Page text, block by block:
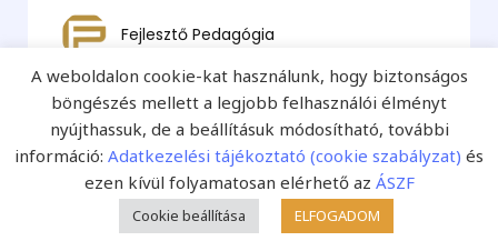
Fejlesztő Pedagógia
A weboldalon cookie-kat használunk, hogy biztonságos
böngészés mellett a legjobb felhasználói élményt
nyújthassuk, de a beállításuk módosítható, további
információ: Adatkezelési tájékoztató (cookie szabályzat) és
ezen kívül folyamatosan elérhető az ÁSZF
Cookie beállítása ELFOGADOM